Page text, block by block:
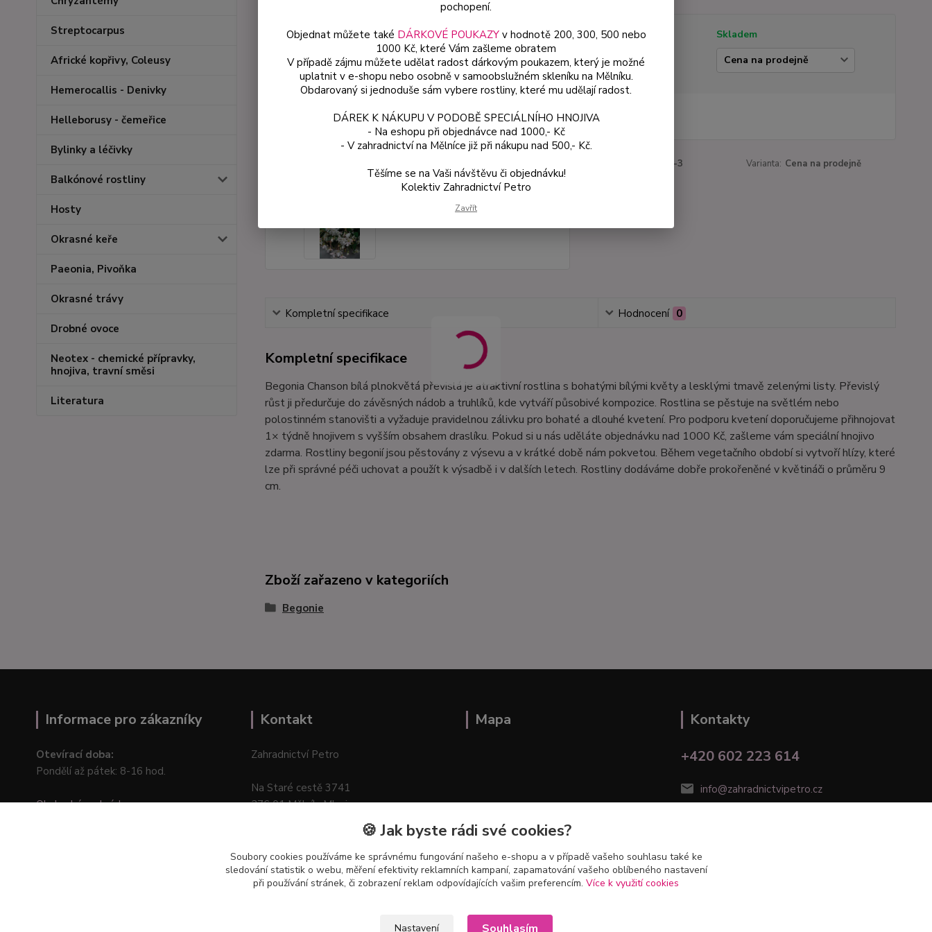
Streptocarpus
Africké kopřivy, Coleusy
Hemerocallis - Denivky
Helleborusy - čemeřice
Bylinky a léčivky
Balkónové rostliny
Hosty
Okrasné keře
Paeonia, Pivoňka
Okrasné trávy
Drobné ovoce
Neotex - chemické přípravky,
hnojiva, travní směsi
Literatura
Dostupnost
Skladem
Varianta
185-3 Varianta: Cena na prodejně
Kompletní specifikace Hodnocení 0
Kompletní specifikace
Begonia Chanson bílá plnokvětá převislá je atraktivní rostlina s bohatými bílými květy a lesklými tmavě zelenými listy. Převislý
růst ji předurčuje do závěsných nádob a truhlíků, kde vytváří působivé kompozice. Rostlina se pěstuje na světlém nebo
polostinném stanovišti a vyžaduje pravidelnou zálivku pro bohaté a dlouhé kvetení. Pro podporu kvetení doporučujeme přihnojovat
1× týdně hnojivem s vyšším obsahem draslíku. Pokud si u nás uděláte objednávku nad 1000 Kč, zašleme vám speciální hnojivo
zdarma. Rostliny begonií jsou pěstovány z výsevu a v krátké době nám pokvetou. Během vegetačního období si vytvoří hlízy, které
lze při správné péči uchovat a použít k výsadbě i v dalších letech. Rostliny dodáváme dobře prokořeněné v květináči o průměru 9
cm.
Zboží zařazeno v kategoriích
Begonie
Informace pro zákazníky
Otevírací doba:
Pondělí až pátek: 8-16 hod.
Obchodní podmínky
Kontakt
Zahradnictví Petro
Na Staré cestě 3741
276 01 Mělník–Mlazice
Mapa
Kontakty
+420 602 223 614
info@zahradnictvipetro.cz
pochopení.
Objednat můžete také DÁRKOVÉ POUKAZYv hodnotě 200, 300, 500 nebo
1000 Kč, které Vám zašleme obratem
V případě zájmu můžete udělat radost dárkovým poukazem, který je možné
uplatnit v e-shopu nebo osobně v samoobslužném skleníku na Mělníku.
Obdarovaný si jednoduše sám vybere rostliny, které mu udělají radost.
DÁREK K NÁKUPU V PODOBĚ SPECIÁLNÍHO HNOJIVA
- Na eshopu při objednávce nad 1000,- Kč
- V zahradnictví na Mělníce již při nákupu nad 500,- Kč.
Těšíme se na Vaši návštěvu či objednávku!
Kolektiv Zahradnictví Petro
Zavřít
🍪 Jak byste rádi své cookies?
Soubory cookies používáme ke správnému fungování našeho e-shopu a v případě vašeho souhlasu také ke
sledování statistik o webu, měření efektivity reklamních kampaní, zapamatování vašeho oblíbeného nastavení
při používání stránek, či zobrazení reklam odpovídajících vašim preferencím. Více k využití cookies
Nastavení Souhlasím